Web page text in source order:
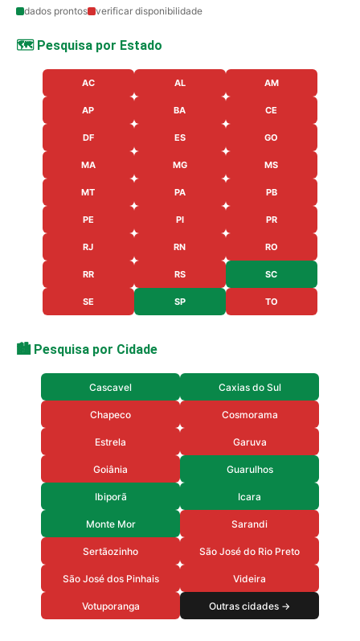
dados prontos verificar disponibilidade
🗺️ Pesquisa por Estado
AC AL AM
AP BA CE
DF ES GO
MA MG MS
MT PA PB
PE PI PR
RJ RN RO
RR RS SC
SE SP TO
🏙️ Pesquisa por Cidade
Cascavel Caxias do Sul
Chapeco Cosmorama
Estrela Garuva
Goiânia Guarulhos
Ibiporã Icara
Monte Mor Sarandi
Sertãozinho São José do Rio Preto
São José dos Pinhais Videira
Votuporanga Outras cidades →